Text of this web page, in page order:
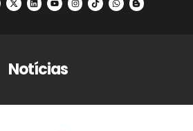
Notícias